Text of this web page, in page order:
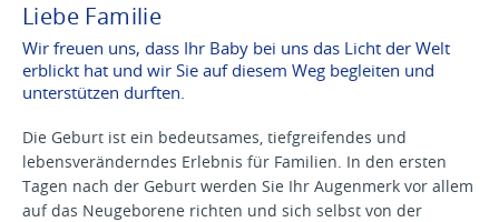
Liebe Familie
Wir freuen uns, dass Ihr Baby bei uns das Licht der Welt
erblickt hat und wir Sie auf diesem Weg begleiten und
unterstützen durften.
Die Geburt ist ein bedeutsames, tiefgreifendes und
lebensveränderndes Erlebnis für Familien. In den ersten
Tagen nach der Geburt werden Sie Ihr Augenmerk vor allem
auf das Neugeborene richten und sich selbst von der